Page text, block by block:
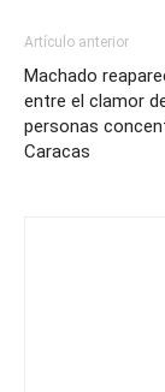
Artículo anterior
Machado
entre el clamor
personas
Caracas